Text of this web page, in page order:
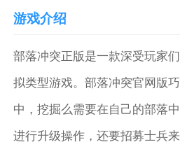
游戏介绍
部落冲突正版是一款深受玩家
拟类型游戏。部落冲突官网版
中，挖掘么需要在自己的部落
进行升级操作，还要招募士兵